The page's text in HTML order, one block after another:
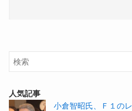
人気記事
小倉智昭氏、Ｆ１の